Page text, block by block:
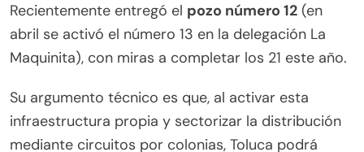
Recientemente entregó el pozo número 12 (en
abril se activó el número 13 en la delegación La
Maquinita), con miras a completar los 21 este año.
Su argumento técnico es que, al activar esta
infraestructura propia y sectorizar la distribución
mediante circuitos por colonias, Toluca podrá